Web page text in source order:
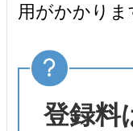
用がかかりま
登録料